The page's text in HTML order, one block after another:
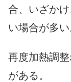
合、いざか
い場合が多い
再度加熱調
がある。